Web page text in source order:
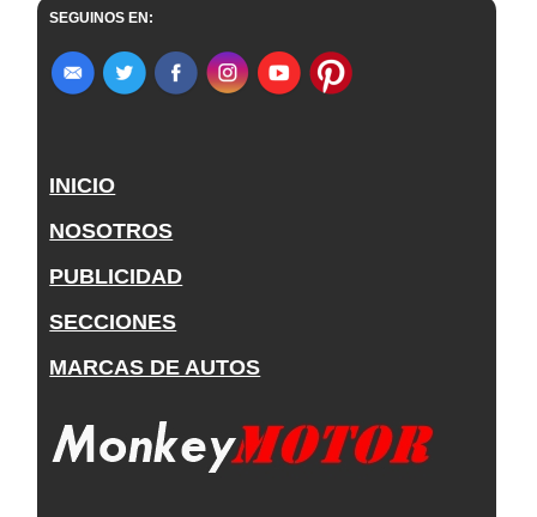
SEGUINOS EN:
INICIO
NOSOTROS
PUBLICIDAD
SECCIONES
MARCAS DE AUTOS